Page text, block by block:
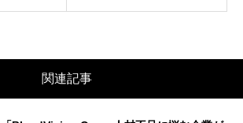
関連記事